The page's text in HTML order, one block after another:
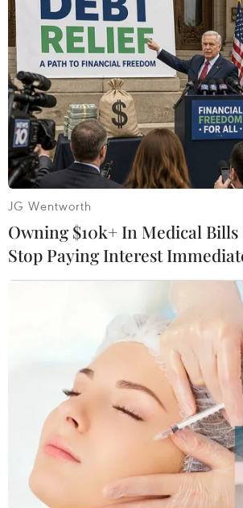
JG Wentworth
Owning $10k+ In Medical Bills
Stop Paying Interest